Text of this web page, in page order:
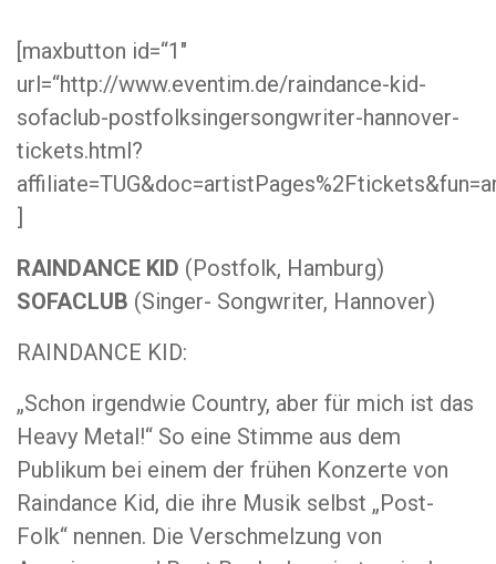
[maxbutton id=“1″
url=“http://www.eventim.de/raindance-kid-
sofaclub-postfolksingersongwriter-hannover-
tickets.html?
]
RAINDANCE KID (Postfolk, Hamburg)
SOFACLUB (Singer- Songwriter, Hannover)
RAINDANCE KID:
„Schon irgendwie Country, aber für mich ist das
Heavy Metal!“ So eine Stimme aus dem
Publikum bei einem der frühen Konzerte von
Raindance Kid, die ihre Musik selbst „Post-
Folk“ nennen. Die Verschmelzung von